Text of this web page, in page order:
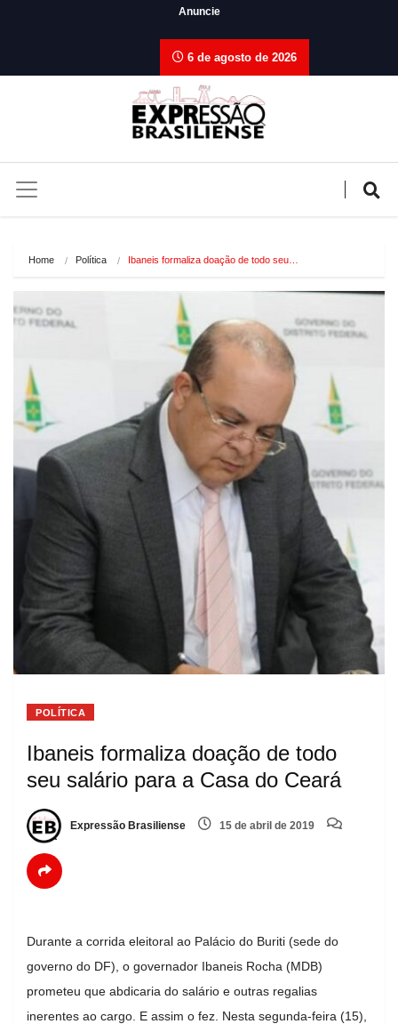
Anuncie
6 de agosto de 2026
Home Política Ibaneis formaliza doação de todo seu…
POLÍTICA
Ibaneis formaliza doação de todo
seu salário para a Casa do Ceará
Expressão Brasiliense 15 de abril de 2019
Durante a corrida eleitoral ao Palácio do Buriti (sede do
governo do DF), o governador Ibaneis Rocha (MDB)
prometeu que abdicaria do salário e outras regalias
inerentes ao cargo. E assim o fez. Nesta segunda-feira (15),